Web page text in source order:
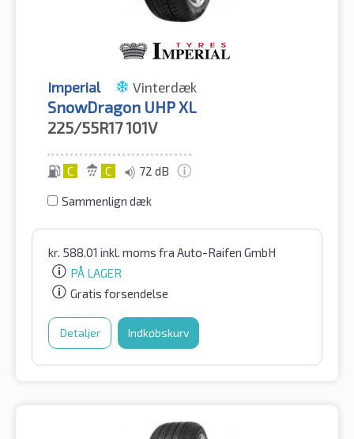
Imperial Vinterdæk
SnowDragon UHP XL
225/55R17101V
C C 72 dB
Sammenlign dæk
kr. 588.01 inkl. moms fra Auto-Raifen GmbH
PÅ LAGER
Gratis forsendelse
Detaljer Indkøbskurv